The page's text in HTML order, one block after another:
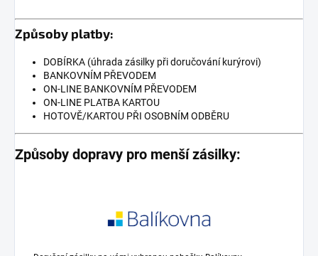
Způsoby platby:
DOBÍRKA (úhrada zásilky při doručování kurýrovi)
BANKOVNÍM PŘEVODEM
ON-LINE BANKOVNÍM PŘEVODEM
ON-LINE PLATBA KARTOU
HOTOVĚ/KARTOU PŘI OSOBNÍM ODBĚRU
Způsoby dopravy pro menší zásilky: